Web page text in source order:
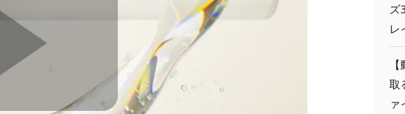
ズ
レ
取
ァ